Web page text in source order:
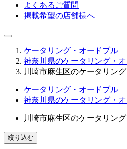
よくあるご質問
掲載希望の店舗様へ
ケータリング・オードブル
神奈川県のケータリング・
川崎市麻生区のケータリン
ケータリング・オードブル
神奈川県のケータリング・
川崎市麻生区のケータリン
絞り込む